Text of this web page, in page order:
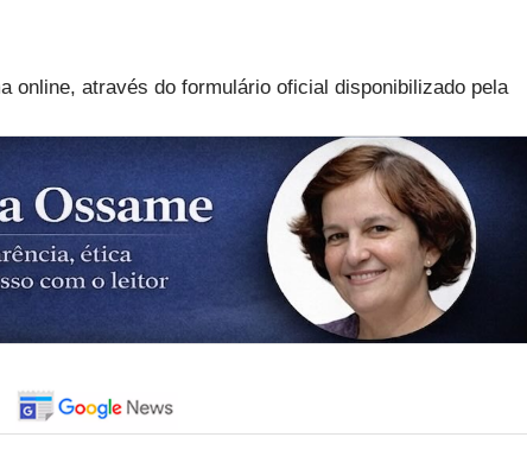
online, através do formulário oficial disponibilizado pela